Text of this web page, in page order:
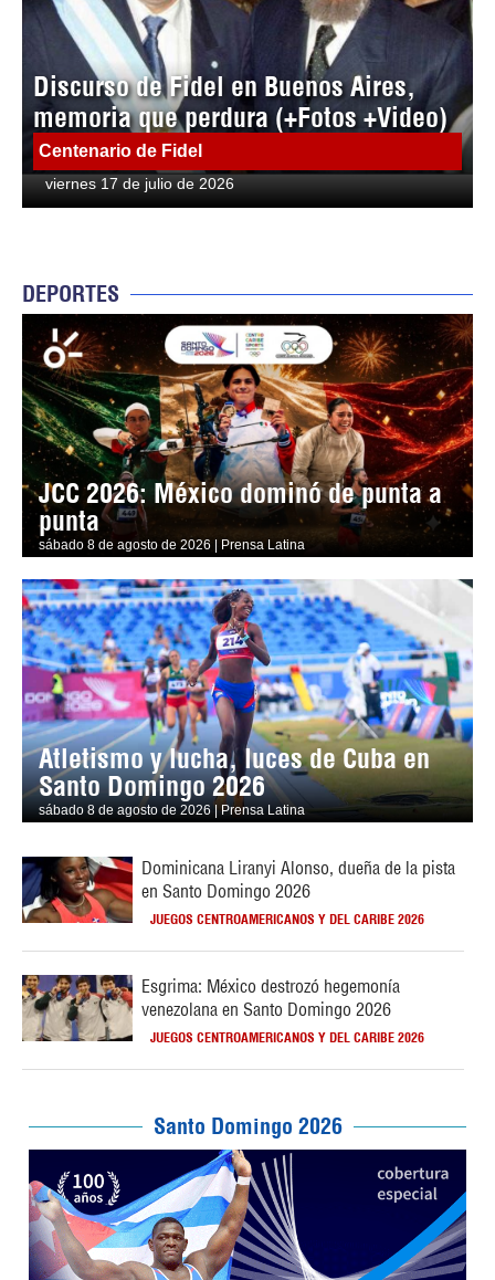
Discurso de Fidel en Buenos Aires,
memoria que perdura (+Fotos +Video)
Centenario de Fidel
viernes 17 de julio de 2026
DEPORTES
JCC 2026: México dominó de punta a
punta
sábado 8 de agosto de 2026 | Prensa Latina
Atletismo y lucha, luces de Cuba en
Santo Domingo 2026
sábado 8 de agosto de 2026 | Prensa Latina
Dominicana Liranyi Alonso, dueña de la pista
en Santo Domingo 2026
JUEGOS CENTROAMERICANOS Y DEL CARIBE 2026
Esgrima: México destrozó hegemonía
venezolana en Santo Domingo 2026
JUEGOS CENTROAMERICANOS Y DEL CARIBE 2026
Santo Domingo 2026